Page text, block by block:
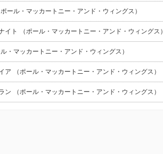
ール・マッカートニー・アンド・ウィングス）
イト （ポール・マッカートニー・アンド・ウィングス）
・マッカートニー・アンド・ウィングス）
ア （ポール・マッカートニー・アンド・ウィングス）
ン （ポール・マッカートニー・アンド・ウィングス）